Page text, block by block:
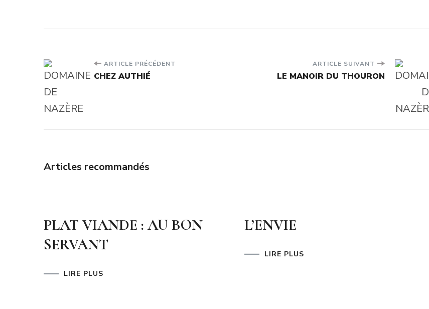
Navigation
d'article
ARTICLE PRÉCÉDENT
CHEZ AUTHIÉ
ARTICLE SUIVANT
LE MANOIR DU THOURON
Articles recommandés
PLAT VIANDE : AU BON
SERVANT
LIRE PLUS
L’ENVIE
LIRE PLUS